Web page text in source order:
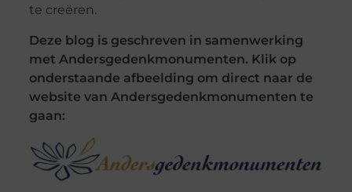
te creëren.
Deze blog is geschreven in samenwerking
met Andersgedenkmonumenten. Klik op
onderstaande afbeelding om direct naar de
website van Andersgedenkmonumenten te
gaan: